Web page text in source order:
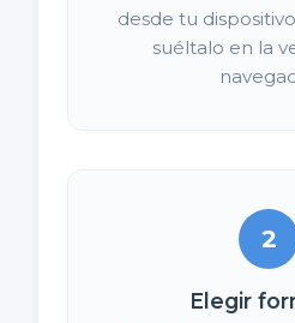
desde tu
suéltalo en la
2
Elegir